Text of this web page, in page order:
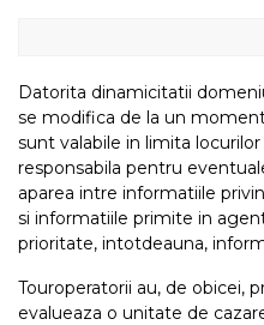
Datorita dinamicitatii
se modifica de la un
sunt valabile in limita
responsabila pentru
aparea intre informatiile
si informatiile primite in
prioritate, intotdeauna,
Touroperatorii au, de obicei,
evalueaza o unitate de